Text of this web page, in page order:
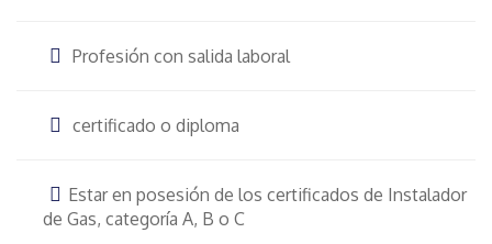
Profesión con salida laboral
certificado o diploma
Estar en posesión de los certificados de Instalador
de Gas, categoría A, B o C